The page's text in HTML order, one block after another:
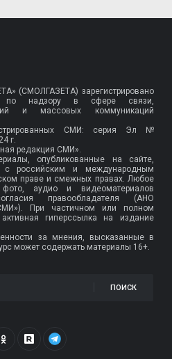
(СМОЛГАЗЕТА) зарегистрировано
по надзору в сфере связи,
и массовых коммуникаций
СМИ: серия Эл №
г.
редакция СМИ».
опубликованные на сайте,
с российским и международным
праве и смежных правах. Любое
фото, аудио и видеоматериалов
правообладателя (АНО
При частичном или полном
гиперссылка на издание
за мнения, высказанные в
может содержать материалы 16+.
ПОИСК